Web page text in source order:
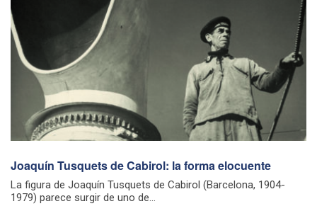
Joaquín Tusquets de Cabirol: la forma elocuente
La figura de Joaquín Tusquets de Cabirol (Barcelona, 1904-
1979) parece surgir de uno de...